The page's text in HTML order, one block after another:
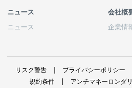
ニュース
ニュース
会社概
企業情
リスク警告 プライバシーポリシー
規約条件
アンチマネーロンダ